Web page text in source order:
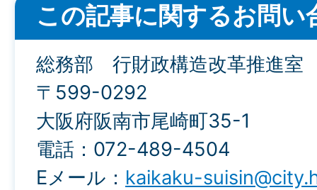
この記事に関するお問い
総務部 行財政構造改革推進室
〒599-0292
大阪府阪南市尾崎町35-1
電話：072-489-4504
Eメール： kaikaku-